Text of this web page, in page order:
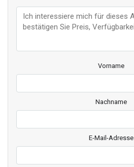
Vorname
Nachname
E-Mail-Adresse